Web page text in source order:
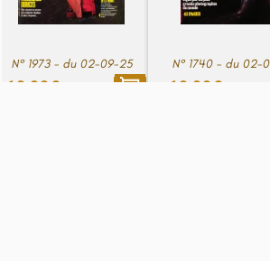
N° 1973 - du 02-09-25
19,99€
N° 1740 - du 02-
19,99€